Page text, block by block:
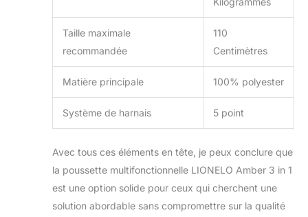
Taille maximale
recommandée
110
Centimètres
Matière principale 100% polyester
Système de harnais 5 point
Avec tous ces éléments en tête, je peux conclure que
la poussette multifonctionnelle LIONELO Amber 3 in 1
est une option solide pour ceux qui cherchent une
solution abordable sans compromettre sur la qualité